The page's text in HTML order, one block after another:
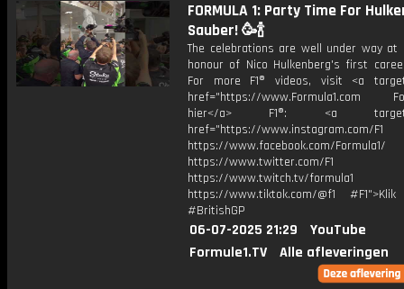
FORMULA 1: Party Time For
Sauber! 🥳🍾
The celebrations are well under way at
honour of Nico Hulkenberg's first
For more F1® videos, visit <a
href="https://www.Formula1.com
hier</a> F1®: <a
href="https://www.instagram.com/F1
https://www.facebook.com/Formula1/
https://www.twitter.com/F1
https://www.twitch.tv/formula1
https://www.tiktok.com/@f1
#BritishGP
06-07-2025 21:29
YouTube
Formule1.TV
Alle afleveringen